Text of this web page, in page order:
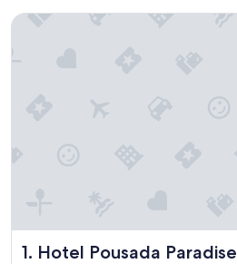
1. Hotel Pousada Paradise
Hotel Pousada Paradise
Hotel Pousada Paradise